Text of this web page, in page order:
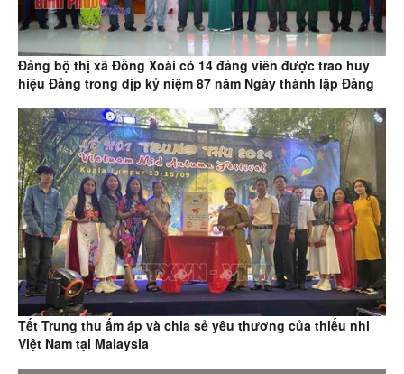
Đảng bộ thị xã Đồng Xoài có 14 đảng viên được trao huy
hiệu Đảng trong dịp kỷ niệm 87 năm Ngày thành lập Đảng
Tết Trung thu ấm áp và chia sẻ yêu thương của thiếu nhi
Việt Nam tại Malaysia